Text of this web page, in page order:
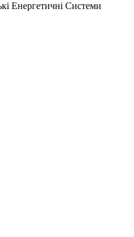
Енергетичні Системи